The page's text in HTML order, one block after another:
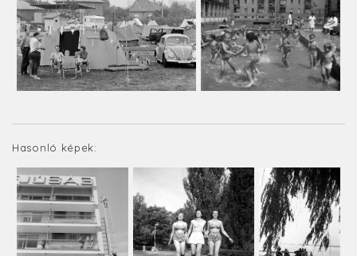
Hasonló képek: